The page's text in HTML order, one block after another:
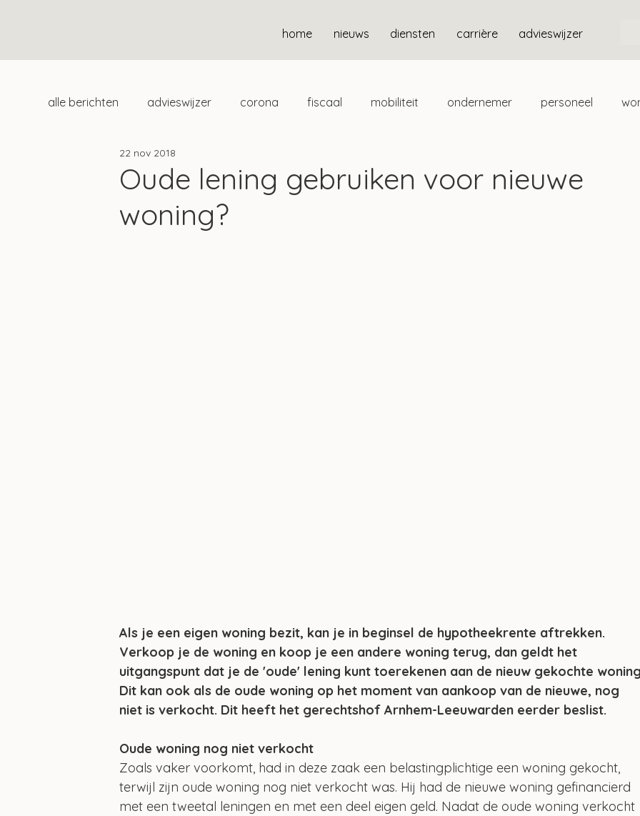
home nieuws diensten carrière advieswijzer
alle berichten advieswijzer corona fiscaal mobiliteit ondernemer personeel
duurzaam home
Oude lening gebruiken voor nieuwe
woning?
22 nov 2018
Als je een eigen woning bezit, kan je in beginsel de hypotheekrente aftrekken.
Verkoop je de woning en koop je een andere woning terug, dan geldt het
uitgangspunt dat je de 'oude' lening kunt toerekenen aan de nieuw gekochte
Dit kan ook als de oude woning op het moment van aankoop van de nieuwe, nog
niet is verkocht. Dit heeft het gerechtshof Arnhem-Leeuwarden eerder beslist.
Oude woning nog niet verkocht
Zoals vaker voorkomt, had in deze zaak een belastingplichtige een woning gekocht,
terwijl zijn oude woning nog niet verkocht was. Hij had de nieuwe woning gefinancierd
met een tweetal leningen en met een deel eigen geld. Nadat de oude woning verkocht